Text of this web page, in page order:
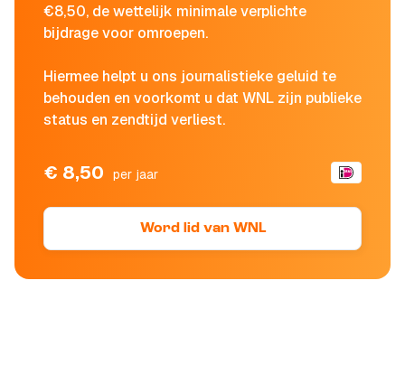
€8,50, de wettelijk minimale verplichte
bijdrage voor omroepen.
Hiermee helpt u ons journalistieke geluid te
behouden en voorkomt u dat WNL zijn publieke
status en zendtijd verliest.
€ 8,50 per jaar
Word lid van WNL